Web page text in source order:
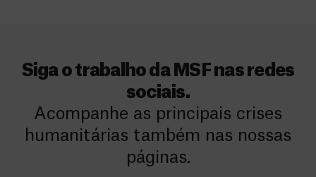
Siga o trabalho da MSF nas redes
sociais.
Acompanhe as principais crises
humanitárias também nas nossas
páginas.